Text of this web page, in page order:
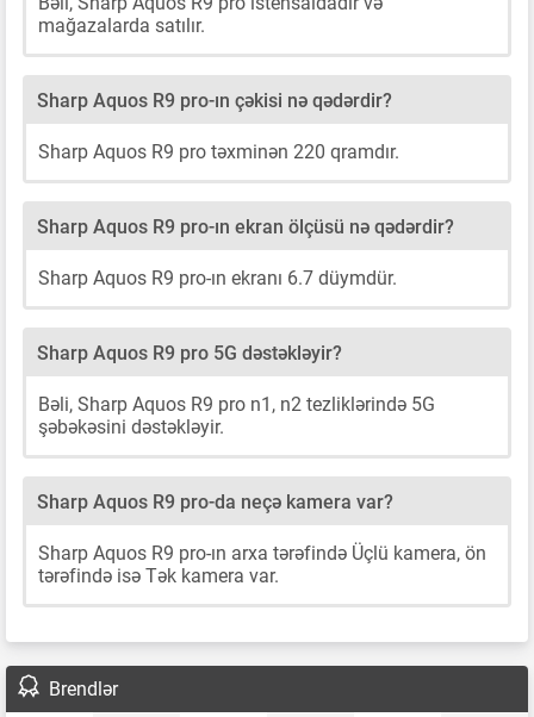
mağazalarda satılır.
Sharp Aquos R9 pro-ın çəkisi nə qədərdir?
Sharp Aquos R9 pro təxminən 220 qramdır.
Sharp Aquos R9 pro-ın ekran ölçüsü nə qədərdir?
Sharp Aquos R9 pro-ın ekranı 6.7 düymdür.
Sharp Aquos R9 pro 5G dəstəkləyir?
Bəli, Sharp Aquos R9 pro n1, n2 tezliklərində 5G
şəbəkəsini dəstəkləyir.
Sharp Aquos R9 pro-da neçə kamera var?
Sharp Aquos R9 pro-ın arxa tərəfində Üçlü kamera, ön
tərəfində isə Tək kamera var.
Brendlər